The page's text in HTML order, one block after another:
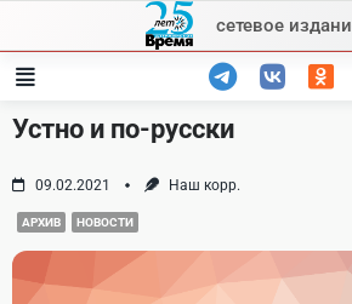
content
сетевое
Устно и по-русски
09.02.2021 Наш корр.
АРХИВ НОВОСТИ